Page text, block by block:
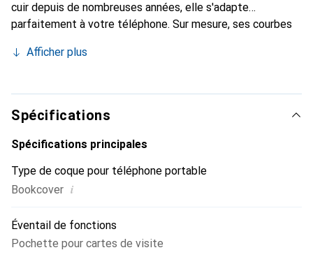
cuir depuis de nombreuses années, elle s'adapte
parfaitement à votre téléphone. Sur mesure, ses courbes
l'accessoire chic et indispensable pour votre smartphone.
qualité, la marque Noreve est un choix sûr pour une
clientèle exigeante.
Afficher plus
Spécifications
Spécifications principales
Type de coque pour téléphone portable
Bookcover i
Éventail de fonctions
Pochette pour cartes de visite